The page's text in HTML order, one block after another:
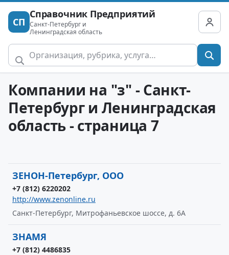
СП
Справочник Предприятий
Санкт-Петербург и
Ленинградская область
Компании на "з" - Санкт-
Петербург и Ленинградская
область - страница 7
ЗЕНОН-Петербург, ООО
+7 (812) 6220202
http://www.zenonline.ru
Санкт-Петербург, Митрофаньевское шоссе, д. 6А
ЗНАМЯ
+7 (812) 4486835